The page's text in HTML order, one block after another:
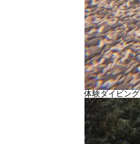
体験ダイビング